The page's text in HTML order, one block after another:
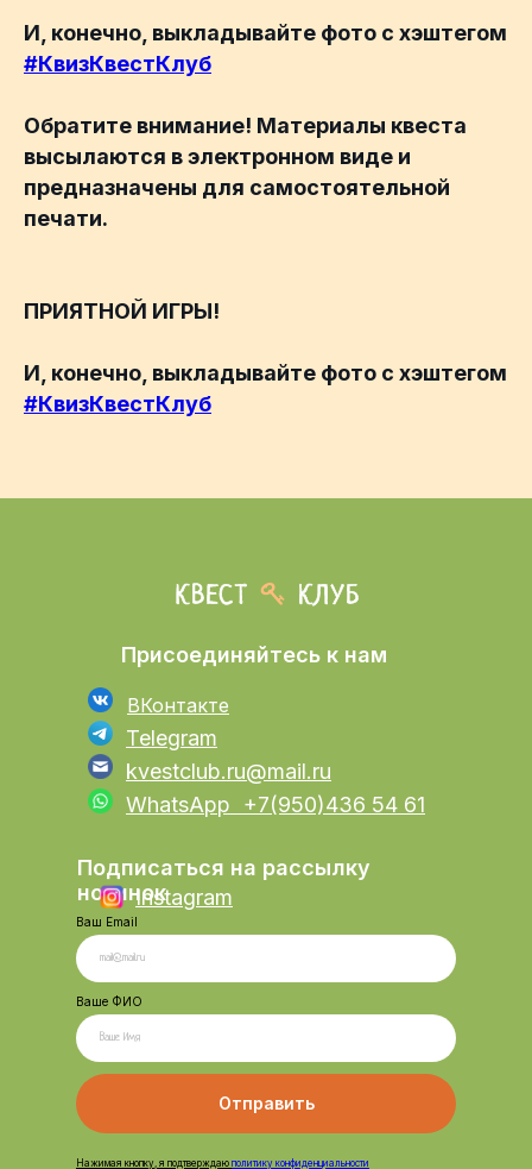
И, конечно, выкладывайте фото с хэштегом
#КвизКвестКлуб
Обратите внимание! Материалы квеста
высылаются в электронном виде и
предназначены для самостоятельной
печати.
ПРИЯТНОЙ ИГРЫ!
И, конечно, выкладывайте фото с хэштегом
#КвизКвестКлуб
Telegram
ВКонтакте
WhatsApp +7(950)436 54 61
kvestclub.ru@mail.ru
Присоединяйтесь к нам
Подписаться на рассылку
новинок
Ваш Email
Ваше ФИО
Отправить
Нажимая кнопку, я подтверждаю политику конфиденциальности
Instagram